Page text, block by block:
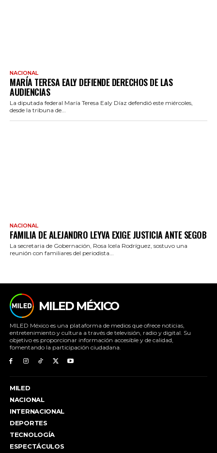
NACIONAL
MARÍA TERESA EALY DEFIENDE DERECHOS DE LAS
AUDIENCIAS
La diputada federal María Teresa Ealy Díaz defendió este miércoles,
desde la tribuna de...
NACIONAL
FAMILIA DE ALEJANDRO LEYVA EXIGE JUSTICIA ANTE SEGOB
La secretaria de Gobernación, Rosa Icela Rodríguez, sostuvo una
reunión con familiares del periodista...
MILED MÉXICO
MILED México es una plataforma de medios que ofrece noticias,
entretenimiento y cultura a través de televisión, radio y digital. Su
objetivo es proporcionar información accesible y de calidad,
fomentando la participación ciudadana.
MILED
NACIONAL
INTERNACIONAL
DEPORTES
TECNOLOGÍA
ESPECTÁCULOS